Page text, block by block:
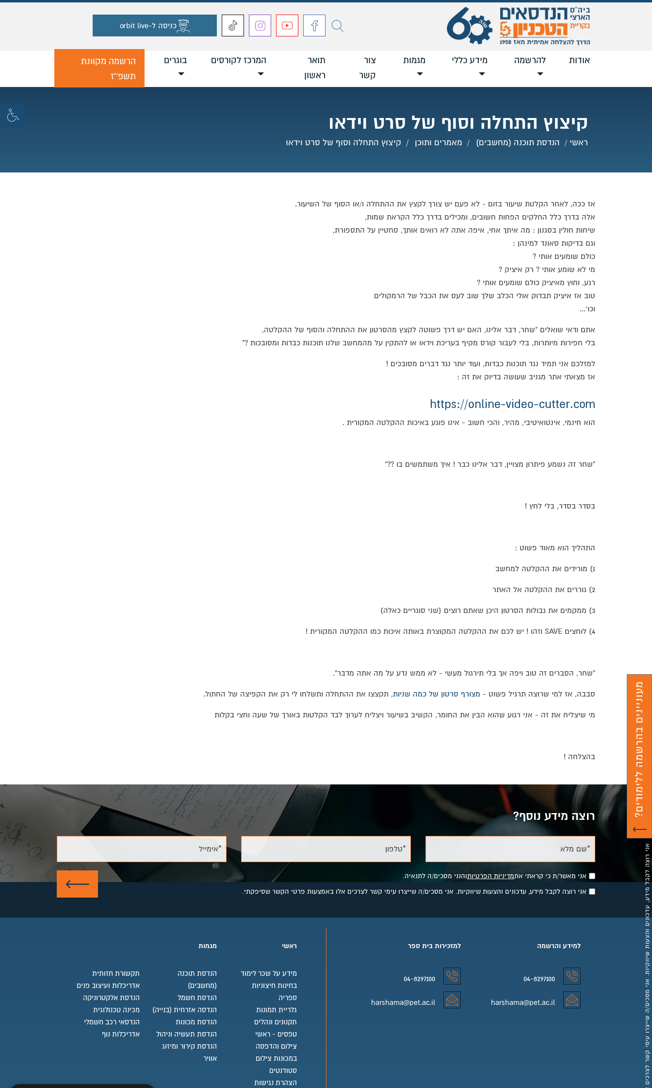
חפש
כניסה ל-orbit live
אודות להרשמה מידע כללי מגמות
צור
קשר
תואר
ראשון
המרכז לקורסים בוגרים
הרשמה מקוונת
תשפ''ז
קיצוץ התחלה וסוף של סרט וידאו
ראשי הנדסת תוכנה (מחשבים) מאמרים ותוכן קיצוץ התחלה וסוף של סרט וידאו
אז ככה, לאחר הקלטת שיעור בזום - לא פעם יש צורך לקצץ את ההתחלה ו/או הסוף של השיעור.
אלה בדרך כלל החלקים הפחות חשובים, ומכילים בדרך כלל הקראת שמות,
שיחות חולין בסגנון : מה איתך אחי, איפה אתה לא רואים אותך, סחטיין על התספורת,
וגם בדיקות סאונד למינהן :
כולם שומעים אותי ?
מי לא שומע אותי ? רק איציק ?
רגע, וחוץ מאיציק כולם שומעים אותי ?
טוב אז איציק תבדוק אולי הכלב שלך שוב לעס את הכבל של הרמקולים
וכו'...
אתם ודאי שואלים "שחר, דבר אלינו, האם יש דרך פשוטה לקצץ מהסרטון את ההתחלה והסוף של ההקלטה,
בלי חפירות מיותרות, בלי לעבור קורס מקיף בעריכת וידאו או להתקין על מהמחשב שלנו תוכנות כבדות ומסובכות ?"
למזלכם אני תמיד נגד תוכנות כבדות, ועוד יותר נגד דברים מסובכים !
אז מצאתי אתר מגניב שעושה בדיוק את זה :
https://online-video-cutter.com
הוא חינמי, אינטואיטיבי, מהיר, והכי חשוב - אינו פוגע באיכות ההקלטה המקורית .
"שחר זה נשמע פיתרון מצויין, דבר אלינו כבר ! איך משתמשים בו ??"
בסדר בסדר, בלי לחץ !
התהליך הוא מאוד פשוט :
1) מורידים את ההקלטה למחשב
2) גוררים את ההקלטה אל האתר
3) ממקמים את גבולות הסרטון היכן שאתם רוצים (שני סוגריים כאלה)
4) לוחצים SAVE וזהו ! יש לכם את ההקלטה המקוצרת באותה איכות כמו ההקלטה המקורית !
"שחר, הסברים זה טוב ויפה אך בלי תירגול מעשי - לא ממש נדע על מה אתה מדבר".
סבבה, אז למי שרוצה תרגיל פשוט - מצורף סרטון של כמה שניות, תקצצו את ההתחלה ותשלחו לי רק את הקפיצה של החתול.
מי שיצליח את זה - אני רגוע שהוא הבין את החומר, הקשיב בשיעור ויצליח לערוך לבד הקלטות באורך של שעה וחצי בקלות
בהצלחה !
רוצה מידע נוסף?
*שם מלא *טלפון *אימייל
אני מאשר/ת כי קראתי אתמדיניות הפרטיותוהנני מסכים/ה לתנאיה.
אני רוצה לקבל מידע, עדכונים והצעות שיווקיות. אני מסכים/ה שייצרו עימי קשר לצרכים אלו באמצעות פרטי הקשר שסיפקתי.
שלח
למידע והרשמה
למידע והרשמה טלפון
04-8297100
harshama@pet.ac.il
למזכירות בית ספר
למזכירות בית ספר טלפון
04-8297100
harshama@pet.ac.il
ראשי
מידע על שכר לימוד
בחינות חיצוניות
ספריה
גלריית תמונות
תקנונים ונהלים
טפסים - ראשי
צילום והדפסה
במכונות צילום
סטודנטים
הצהרת נגישות
מגמות
הנדסת תוכנה
(מחשבים)
הנדסת חשמל
הנדסה אזרחית (בנייה)
הנדסת מכונות
הנדסת תעשיה וניהול
הנדסת קירור ומיזוג
אוויר
תקשורת חזותית
אדריכלות ועיצוב פנים
הנדסת אלקטרוניקה
מכינה טכנולוגית
הנדסאי רכב חשמלי
אדריכלות נוף
מעוניינים בהרשמה ללימודים?
אני רוצה לקבל מידע, עדכונים והצעות שיווקיות. אני מסכים/ה שייצרו עימי קשר לצרכים אלו באמצעות פרטי הקשר שסיפקתי.